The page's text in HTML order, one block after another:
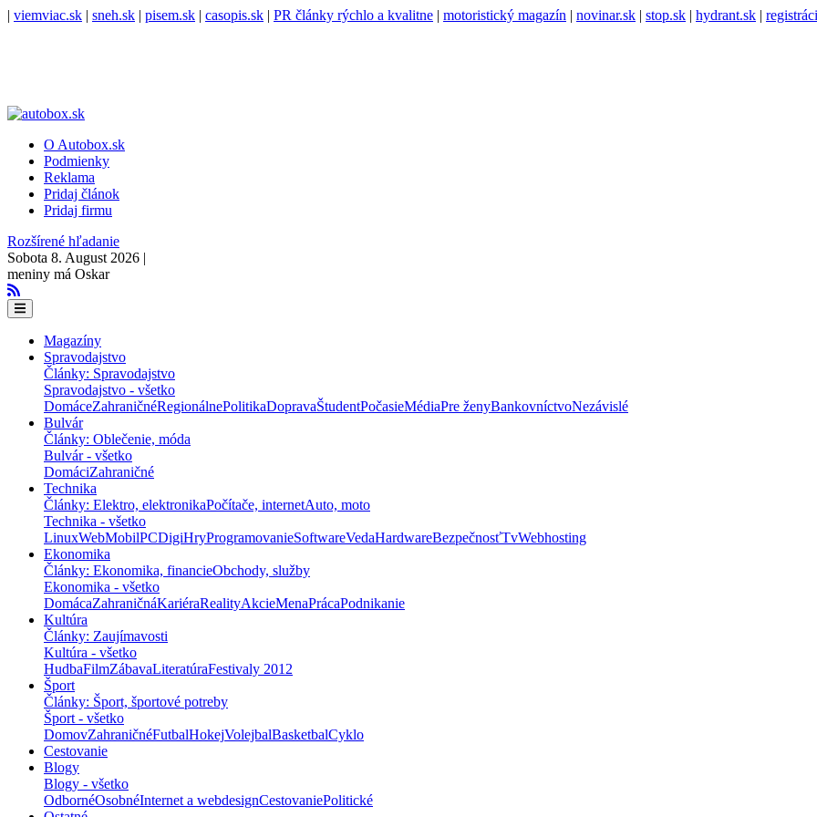
| viemviac.sk | sneh.sk | pisem.sk | casopis.sk | PR články rýchlo a kvalitne | motoristický magazín | novinar.sk | stop.sk | hydrant.sk |
O Autobox.sk
Podmienky
Reklama
Pridaj článok
Pridaj firmu
Rozšírené hľadanie
Sobota 8. August 2026 |
meniny má Oskar
Magazíny
Spravodajstvo
Články: Spravodajstvo
Spravodajstvo - všetko
DomáceZahraničnéRegionálnePolitikaDopravaŠtudentPočasieMédiaPre ženyBankovníctvoNezávislé
Bulvár
Články: Oblečenie, móda
Bulvár - všetko
DomáciZahraničné
Technika
Články: Elektro, elektronikaPočítače, internetAuto, moto
Technika - všetko
LinuxWebMobilPCDigiHryProgramovanieSoftwareVedaHardwareBezpečnosťTvWebhosting
Ekonomika
Články: Ekonomika, financieObchody, služby
Ekonomika - všetko
DomácaZahraničnáKariéraRealityAkcieMenaPrácaPodnikanie
Kultúra
Články: Zaujímavosti
Kultúra - všetko
HudbaFilmZábavaLiteratúraFestivaly 2012
Šport
Články: Šport, športové potreby
Šport - všetko
DomovZahraničnéFutbalHokejVolejbalBasketbalCyklo
Cestovanie
Blogy
Blogy - všetko
OdbornéOsobnéInternet a webdesignCestovaniePolitické